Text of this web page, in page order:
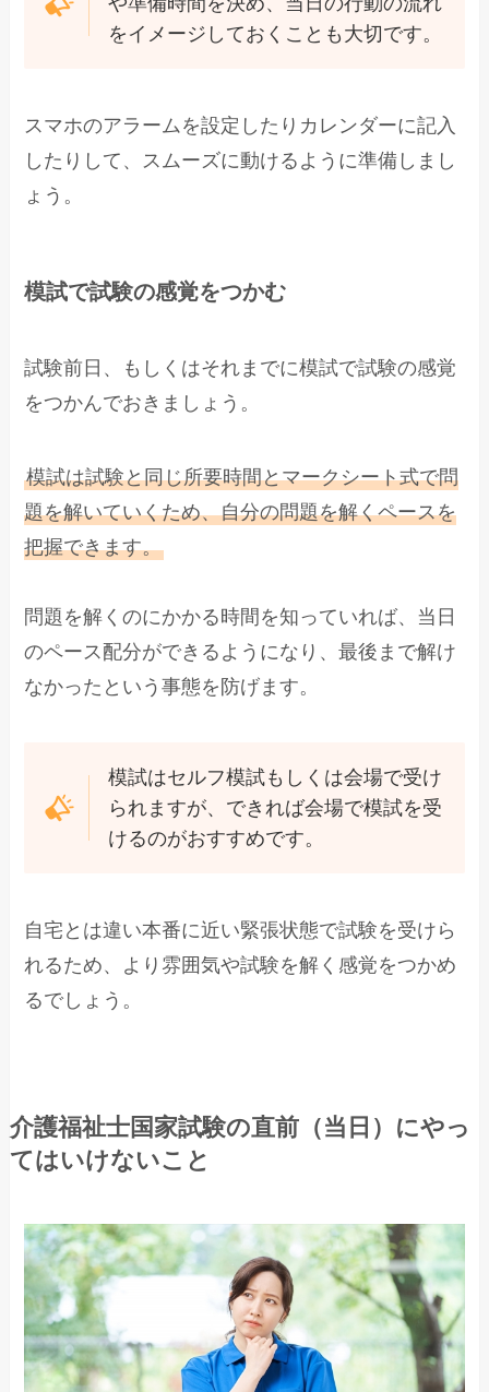
をイメージしておくことも大切です。
スマホのアラームを設定したりカレンダーに記入
したりして、スムーズに動けるように準備しまし
ょう。
模試で試験の感覚をつかむ
試験前日、もしくはそれまでに模試で試験の感覚
をつかんでおきましょう。
模試は試験と同じ所要時間とマークシート式で問
題を解いていくため、自分の問題を解くペースを
把握できます。
問題を解くのにかかる時間を知っていれば、当日
のペース配分ができるようになり、最後まで解け
なかったという事態を防げます。
模試はセルフ模試もしくは会場で受け
られますが、できれば会場で模試を受
けるのがおすすめです。
自宅とは違い本番に近い緊張状態で試験を受けら
れるため、より雰囲気や試験を解く感覚をつかめ
るでしょう。
介護福祉士国家試験の直前（当日）にやっ
てはいけないこと